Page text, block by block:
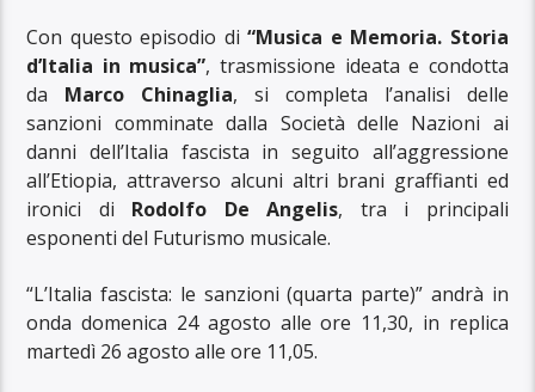
Con questo episodio di“Musica e Memoria. Storia
d’Italia in musica”, trasmissione ideata e condotta
da Marco Chinaglia, si completa l’analisi delle
sanzioni comminate dalla Società delle Nazioni ai
danni dell’Italia fascista in seguito all’aggressione
all’Etiopia, attraverso alcuni altri brani graffianti ed
ironici di Rodolfo De Angelis, tra i principali
esponenti del Futurismo musicale.
“L’Italia fascista: le sanzioni (quarta parte)” andrà in
onda domenica 24 agosto alle ore 11,30, in replica
martedì 26 agosto alle ore 11,05.